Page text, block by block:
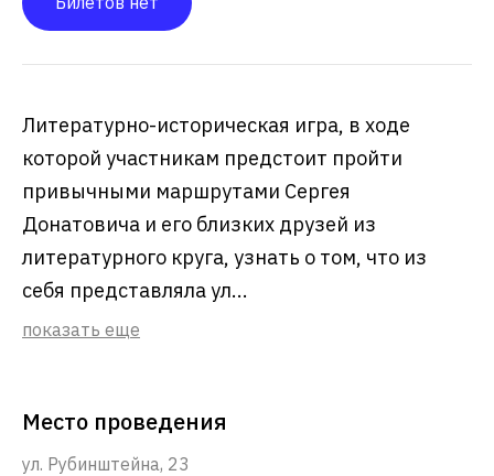
Литературно-историческая игра, в ходе
которой участникам предстоит пройти
привычными маршрутами Сергея
Донатовича и его близких друзей из
литературного круга, узнать о том, что из
себя представляла ул...
показать еще
Место проведения
ул. Рубинштейна, 23